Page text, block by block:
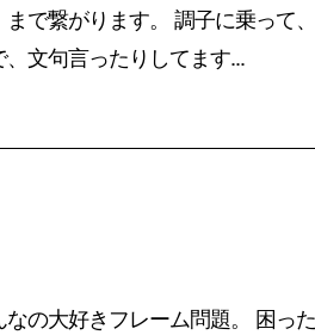
で繋がります。 調子に乗って
文句言ったりしてます...
の大好きフレーム問題。 困っ